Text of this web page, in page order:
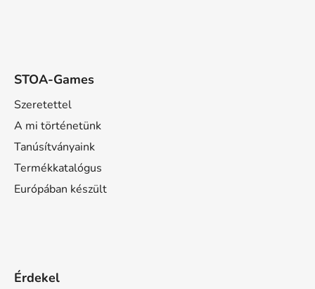
STOA-Games
Szeretettel
A mi történetünk
Tanúsítványaink
Termékkatalógus
Európában készült
Érdekel